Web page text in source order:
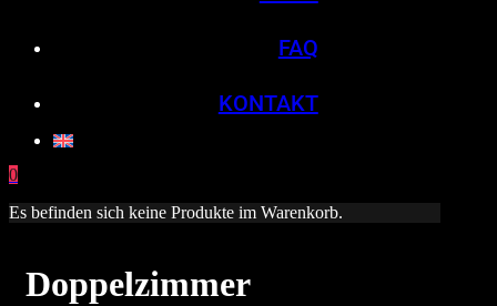
FAQ
KONTAKT
0
Es befinden sich keine Produkte im Warenkorb.
Doppelzimmer